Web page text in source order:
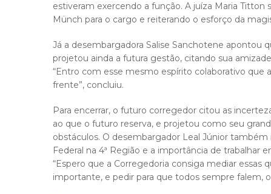
estiveram exercendo a função. A juíza Maria
Münch para o cargo e reiterando o esforço da
Já a desembargadora Salise Sanchotene apontou
projetou ainda a futura gestão, citando sua
“Entro com esse mesmo espírito colaborativo
frente”, concluiu.
Para encerrar, o futuro corregedor citou as
ao que o futuro reserva, e projetou como seu
obstáculos. O desembargador Leal Júnior
Federal na 4ª Região e a importância de trabalhar
“Espero que a Corregedoria consiga mediar
importante, e pedir para que todos sempre falem,